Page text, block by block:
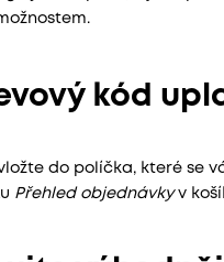
kód
do políčka, které se
Přehled objednávkyv